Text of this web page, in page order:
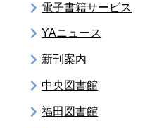
電子書籍サービス
YAニュース
新刊案内
中央図書館
福田図書館